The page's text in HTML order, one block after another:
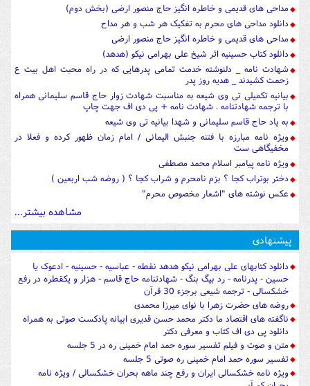
مداحی های قدیمی و خاطره انگیز حاج منصور ارضی (بخش دوم)
دانلود مداحی های محرم به تفکیک هر شب و هر مداح
مداحی های قدیمی و خاطره انگیز حاج منصور ارضی
دانلود کتاب حسینیه اثر شیخ علی بهرامی نیکو (هدهد)
شهادت نامه _ دلنوشته خدمت تمامی پدرهایی که در راه محبت اهل بیت ع
زحمت کشیدند _ هدیه روز پدر
بیانیه تکمیلی تی وی شیعه به مناسبت شهادت زوار حاج قاسم سلیمانی همراه
با ترجمه شهادتنامه . شهادت نامه + پی دی اف جهت چاپ
به یاد حاج قاسم سلیمانی و شهدا بیانیه تی وی شیعه
ویژه نامه مبارزه با فتنه جنبش الیمانی / امام زمان ظهور کرده و فعلا در
مخفیگاهی ست
ویژه نامه پیامبر اسلام محمد مصطفی
دختر بوتراب کجا ؟ بزم نامحرم و شراب کجا ؟ ( روضه شب اربعین )
عکس نوشته های "اشعار مخصوص محرم"
مشاهده بیشتر...
پیشنهادی
دانلود کتابهای علی بهرامی نیکو هدهد نقطه - عباسیه - حسینیه - ادعوک یا
حسین - پدرنامه - رد بیگ بنگ - شهادتنامه حاج قاسم - هزار و یکقطره در رفع
خشکسالی - ترجمه شیعی برجزء 30 قرآن
روضه های حضرت زهرا با نوای میرزا محمدی
ناگفته های اقتصاد ما دکتر محمد حسن قدیری ابیانه پادکست صوتی به همراه
دانلود پی دی اف کتاب و معرفی دکتر
متن و صوت و فیلم تفسیر سوره حمد امام خمینی ره در 5 جلسه
تفسیر سوره حمد امام خمینی ره صوتی 5 جلسه
ویژه نامه خشکسالی ایران و رفع چند ماهه بحران خشکسالی / ویژه نامه